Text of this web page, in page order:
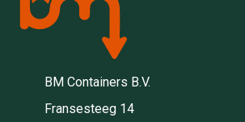
BM Containers B.V.
Fransesteeg 14